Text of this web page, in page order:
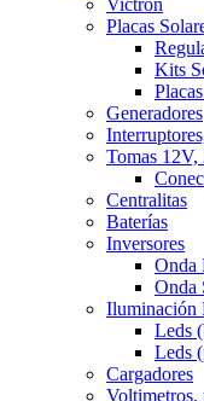
Placas
Kits
Generadores
Tomas 12V,
Centralitas
Baterías
Inversores
Onda
Onda
Iluminación
Leds
Leds
Cargadores
Voltimetros,